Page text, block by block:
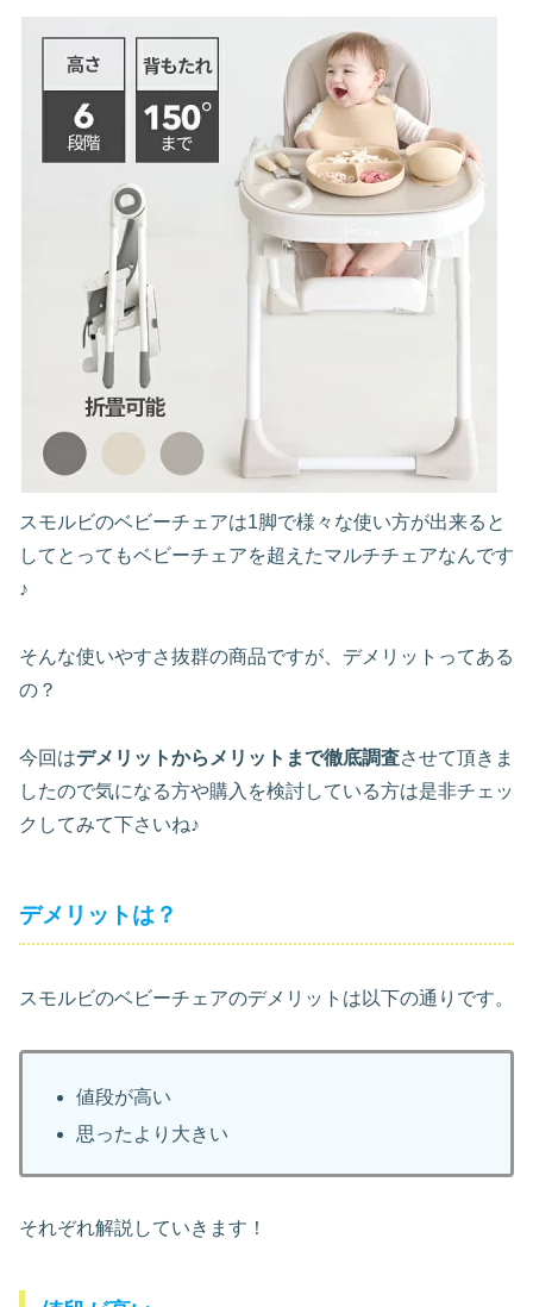
スモルビのベビーチェアは1脚で様々な使い方が出来ると
してとってもベビーチェアを超えたマルチチェアなんです
♪
そんな使いやすさ抜群の商品ですが、デメリットってある
の？
今回はデメリットからメリットまで徹底調査させて頂きま
したので気になる方や購入を検討している方は是非チェッ
クしてみて下さいね♪
デメリットは？
スモルビのベビーチェアのデメリットは以下の通りです。
値段が高い
思ったより大きい
それぞれ解説していきます！